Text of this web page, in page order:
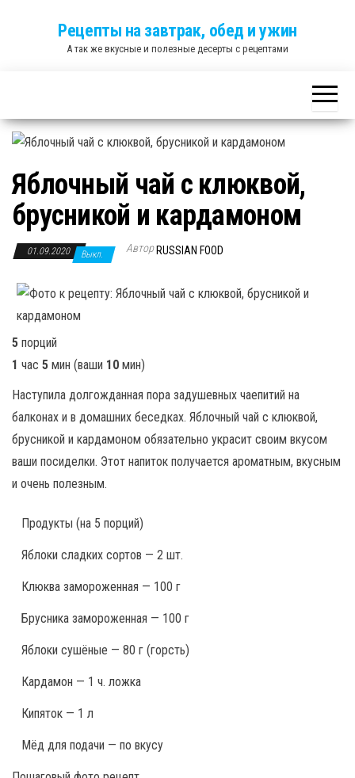
Рецепты на завтрак, обед и ужин
А так же вкусные и полезные десерты с рецептами
Яблочный чай с клюквой,
брусникой и кардамоном
01.09.2020 Выкл. Автор RUSSIAN FOOD
5 порций
1 час 5 мин (ваши 10 мин)
Наступила долгожданная пора задушевных чаепитий на
балконах и в домашних беседках. Яблочный чай с клюквой,
брусникой и кардамоном обязательно украсит своим вкусом
ваши посиделки. Этот напиток получается ароматным, вкусным
и очень полезным.
Продукты (на 5 порций)
Яблоки сладких сортов — 2 шт.
Клюква замороженная — 100 г
Брусника замороженная — 100 г
Яблоки сушёные — 80 г (горсть)
Кардамон — 1 ч. ложка
Кипяток — 1 л
Мёд для подачи — по вкусу